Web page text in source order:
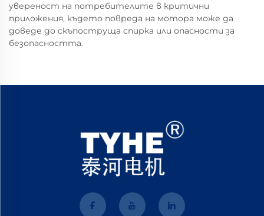
увереност на потребителите в критични
приложения, където повреда на мотора може да
доведе до скъпоструща спирка или опасности за
безопасността.